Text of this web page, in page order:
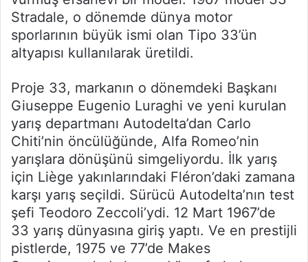
Stradale, o dönemde dünya motor
sporlarının büyük ismi olan Tipo 33’ün
altyapısı kullanılarak üretildi.
Proje 33, markanın o dönemdeki Başkanı
Giuseppe Eugenio Luraghi ve yeni kurulan
yarış departmanı Autodelta’dan Carlo
Chiti’nin öncülüğünde, Alfa Romeo’nin
yarışlara dönüşünü simgeliyordu. İlk yarış
için Liège yakınlarındaki Fléron’daki zamana
karşı yarış seçildi. Sürücü Autodelta’nın test
şefi Teodoro Zeccoli’ydi. 12 Mart 1967’de
33 yarış dünyasına giriş yaptı. Ve en prestijli
pistlerde, 1975 ve 77’de Makes